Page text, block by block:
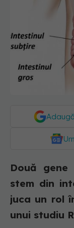
Două
stem din
juca un rol
unui studiu